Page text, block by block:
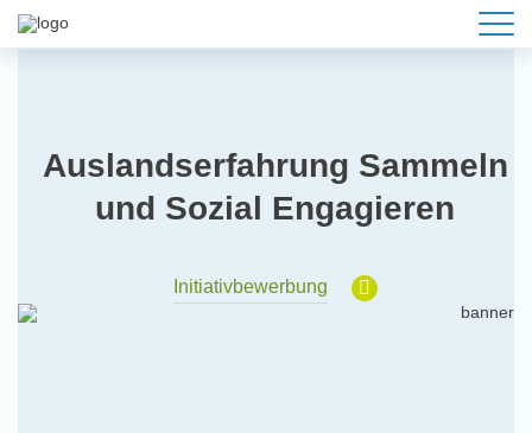
Auslandserfahrung Sammeln
und Sozial Engagieren
Initiativbewerbung